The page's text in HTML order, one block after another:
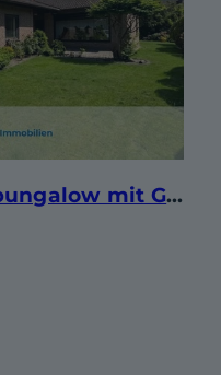
Großzügiger Winkelbungalow mit Garage und großem Garten in bester Lage von Leer-Heisfelde